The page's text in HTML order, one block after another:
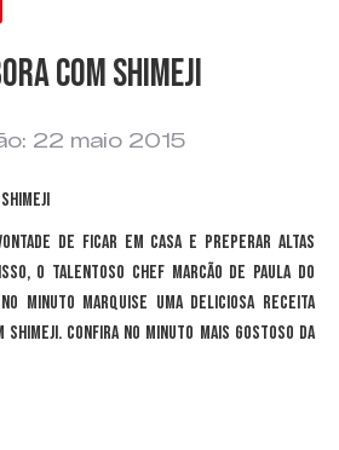
com Shimeji
22 maio 2015
de ficar em casa e preperar altas
o talentoso Chef Marcão de Paula do
Minuto Marquise uma deliciosa receita
shimeji. Confira no minuto mais gostoso da